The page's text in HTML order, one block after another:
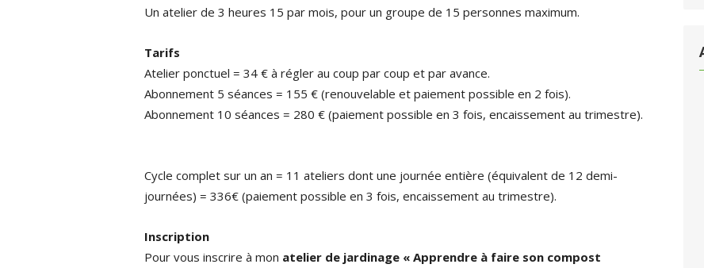
Un atelier de 3 heures 15 par mois, pour un groupe de 15 personnes maximum.
Tarifs
Atelier ponctuel = 34 € à régler au coup par coup et par avance.
Abonnement 5 séances = 155 € (renouvelable et paiement possible en 2 fois).
Abonnement 10 séances = 280 € (paiement possible en 3 fois, encaissement au trimestre).
Cycle complet sur un an = 11 ateliers dont une journée entière (équivalent de 12 demi-
journées) = 336€ (paiement possible en 3 fois, encaissement au trimestre).
Inscription
Pour vous inscrire à mon atelier de jardinage « Apprendre à faire son compost